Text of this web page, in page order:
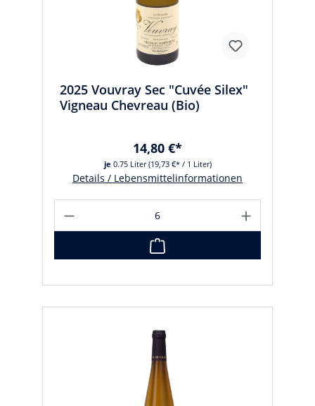
2025 Vouvray Sec "Cuvée Silex"
Vigneau Chevreau (Bio)
je 0.75 Liter(19,73 €* / 1 Liter)
14,80 €*
Details / Lebensmittelinformationen